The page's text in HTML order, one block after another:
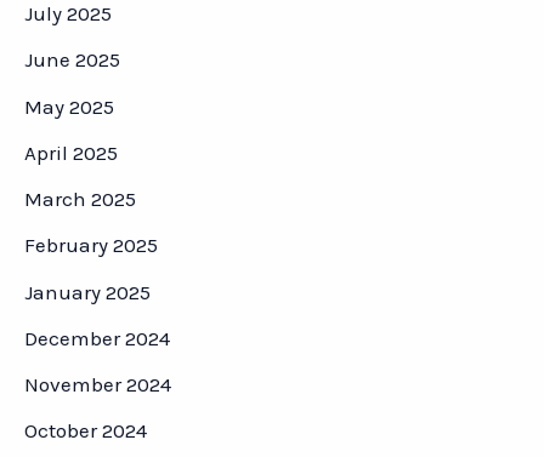
July 2025
June 2025
May 2025
April 2025
March 2025
February 2025
January 2025
December 2024
November 2024
October 2024